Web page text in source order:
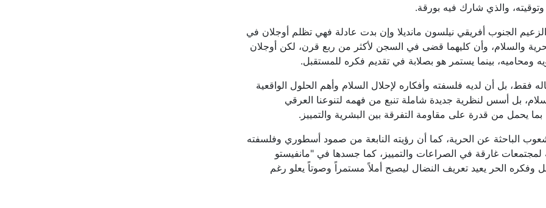
والذي شارك فيه بورقة.
الجنوب أفريقي نيلسون مانديلا وإن بدت عادلة فهي تظلم أوجلان في
والسلام، وأن كليهما قضى في السجن لأكثر من ربع قرن، لكن أوجلان
ومحاميه، بينما يستمر هو بصلابة في تقديم فكره للمستقبل.
فقط، بل أن لديه فلسفته وأفكاره لإحلال السلام وأهم الحلول الواقعية
بل أسس لنظرية جديدة شاملة تنبع من فهمه لتنوعنا العرقي
يحمل من قدرة على مقاومة التفرقة بين البشرية والتمييز .
الباحثة عن الحرية، كما أن رؤيته النابعة من صمود أسطوري وفلسفته
لمجتمعات غارقة في الصراعات والتمييز، كما جسدها في "مانفيستو
وفكره الحر يعيد تعريف النضال ليصبح أملاً مستمراً وصوتاً يعلو رغم